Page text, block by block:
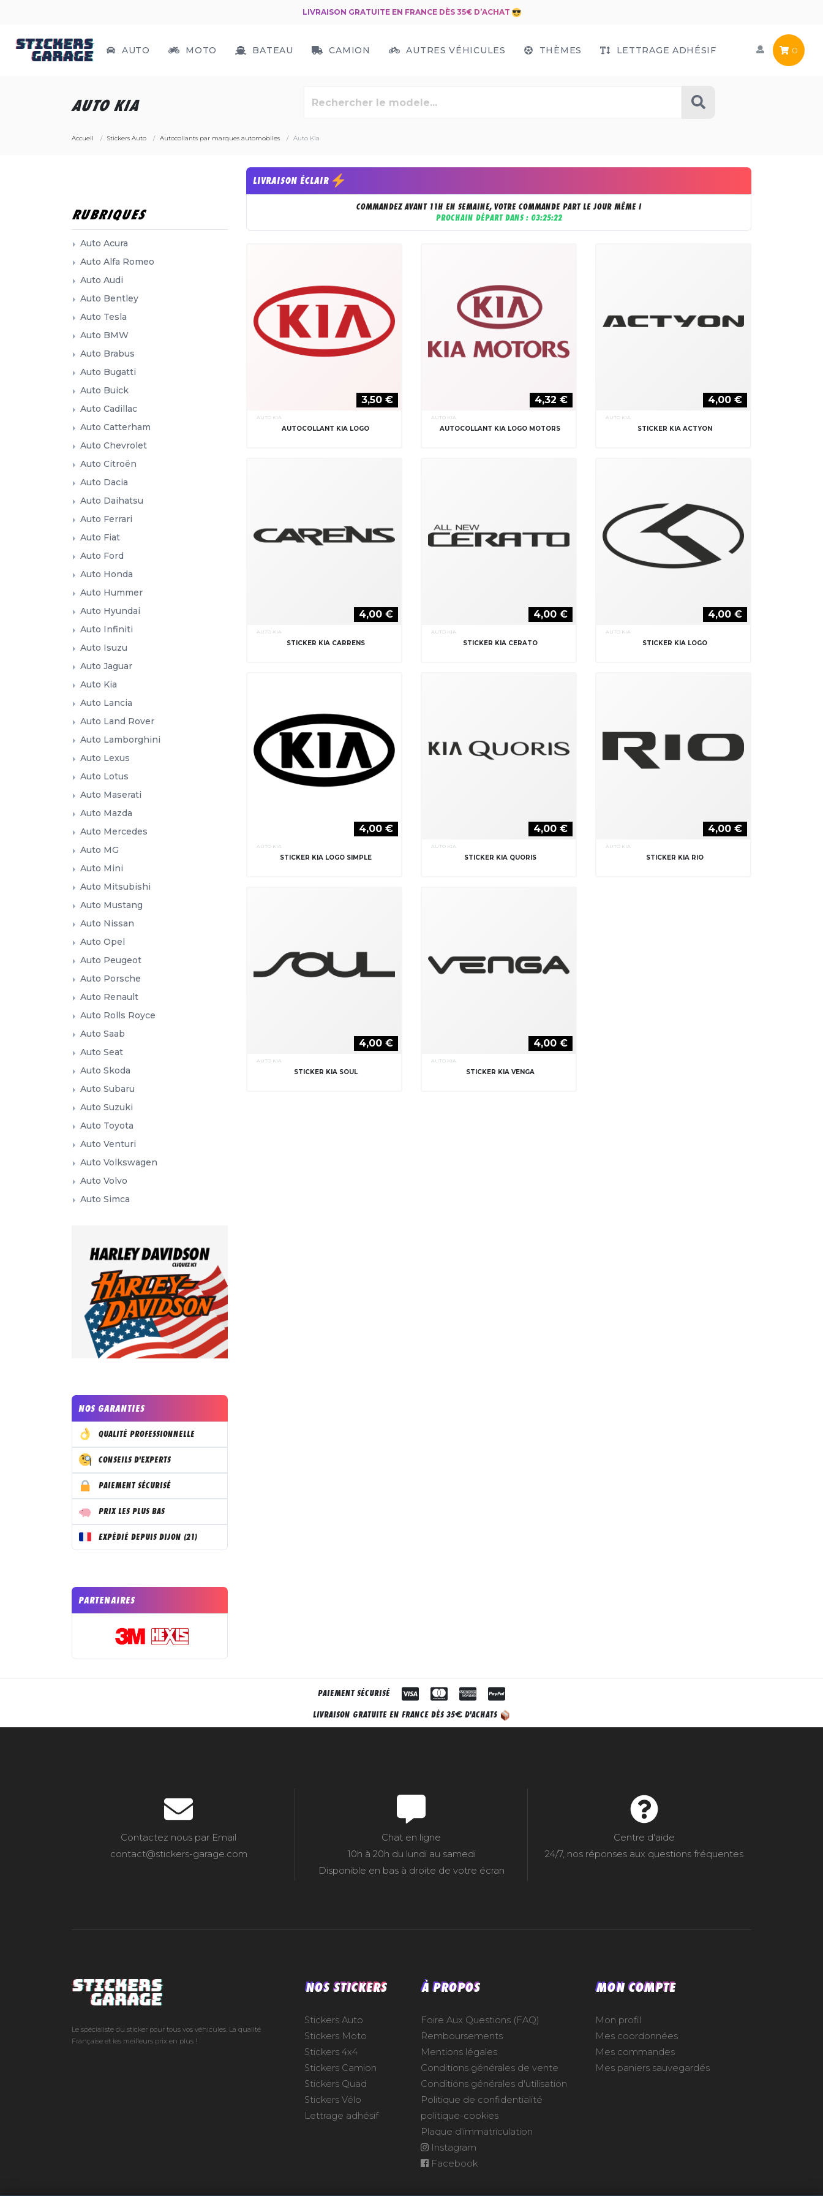
LIVRAISON GRATUITE EN FRANCE DÈS 35€ D’ACHAT
AUTO MOTO BATEAU CAMION AUTRES VÉHICULES THÈMES LETTRAGE ADHÉSIF 0
AUTO KIA
Accueil Stickers Auto Autocollants par marques automobiles Auto Kia
LIVRAISON ÉCLAIR
COMMANDEZ AVANT 11H EN SEMAINE, VOTRE COMMANDE PART LE JOUR MÊME !
PROCHAIN DÉPART DANS : 03:25:22
3,50 €
AUTO KIA
AUTOCOLLANT KIA LOGO
4,32 €
AUTO KIA
AUTOCOLLANT KIA LOGO MOTORS
4,00 €
AUTO KIA
STICKER KIA ACTYON
4,00 €
AUTO KIA
STICKER KIA CARRENS
4,00 €
AUTO KIA
STICKER KIA CERATO
4,00 €
AUTO KIA
STICKER KIA LOGO
4,00 €
AUTO KIA
STICKER KIA LOGO SIMPLE
4,00 €
AUTO KIA
STICKER KIA QUORIS
4,00 €
AUTO KIA
STICKER KIA RIO
4,00 €
AUTO KIA
STICKER KIA SOUL
4,00 €
AUTO KIA
STICKER KIA VENGA
RUBRIQUES
Auto Acura
Auto Alfa Romeo
Auto Audi
Auto Bentley
Auto Tesla
Auto BMW
Auto Brabus
Auto Bugatti
Auto Buick
Auto Cadillac
Auto Catterham
Auto Chevrolet
Auto Citroën
Auto Dacia
Auto Daihatsu
Auto Ferrari
Auto Fiat
Auto Ford
Auto Honda
Auto Hummer
Auto Hyundai
Auto Infiniti
Auto Isuzu
Auto Jaguar
Auto Kia
Auto Lancia
Auto Land Rover
Auto Lamborghini
Auto Lexus
Auto Lotus
Auto Maserati
Auto Mazda
Auto Mercedes
Auto MG
Auto Mini
Auto Mitsubishi
Auto Mustang
Auto Nissan
Auto Opel
Auto Peugeot
Auto Porsche
Auto Renault
Auto Rolls Royce
Auto Saab
Auto Seat
Auto Skoda
Auto Subaru
Auto Suzuki
Auto Toyota
Auto Venturi
Auto Volkswagen
Auto Volvo
Auto Simca
NOS GARANTIES
QUALITÉ PROFESSIONNELLE
CONSEILS D'EXPERTS
PAIEMENT SÉCURISÉ
PRIX LES PLUS BAS
EXPÉDIÉ DEPUIS DIJON (21)
PARTENAIRES
PAIEMENT SÉCURISÉ
LIVRAISON GRATUITE EN FRANCE DÈS 35€ D'ACHATS
Contactez nous par Email
contact@stickers-garage.com
Chat en ligne
10h à 20h du lundi au samedi
Disponible en bas à droite de votre écran
Centre d'aide
24/7, nos réponses aux questions fréquentes
Le spécialiste du sticker pour tous vos véhicules. La qualité
Française et les meilleurs prix en plus !
NOS STICKERS
Stickers Auto
Stickers Moto
Stickers 4x4
Stickers Camion
Stickers Quad
Stickers Vélo
Lettrage adhésif
À PROPOS
Foire Aux Questions (FAQ)
Remboursements
Mentions légales
Conditions générales de vente
Conditions générales d'utilisation
Politique de confidentialité
politique-cookies
Plaque d'immatriculation
Instagram
Facebook
MON COMPTE
Mon profil
Mes coordonnées
Mes commandes
Mes paniers sauvegardés